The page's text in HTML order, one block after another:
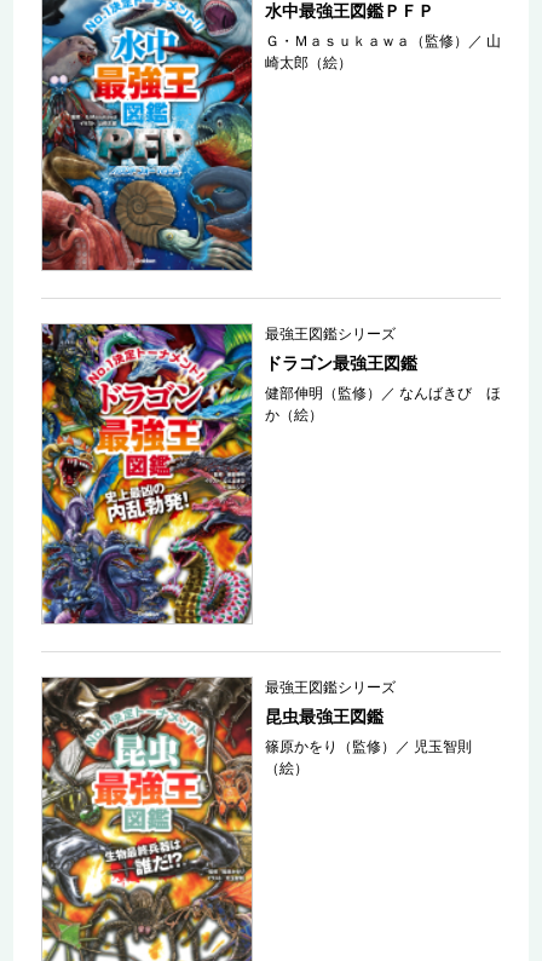
水中最強王図鑑ＰＦＰ
Ｇ・Ｍａｓｕｋａｗａ（監修） ／ 山
崎太郎（絵）
最強王図鑑シリーズ
ドラゴン最強王図鑑
健部伸明（監修） ／なんばきび ほ
か（絵）
最強王図鑑シリーズ
昆虫最強王図鑑
篠原かをり（監修） ／ 児玉智則
（絵）